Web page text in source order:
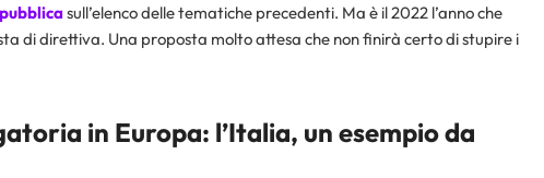
sull’elenco delle tematiche precedenti. Ma è il 2022 l’anno che
di direttiva. Una proposta molto attesa che non finirà certo di stupire i
in Europa: l’Italia, un esempio da